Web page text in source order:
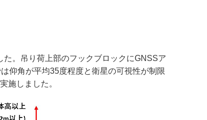
。吊り荷上部のフックブロックにGNSSア
仰角が平均35度程度と衛星の可視性が制限
施しました。